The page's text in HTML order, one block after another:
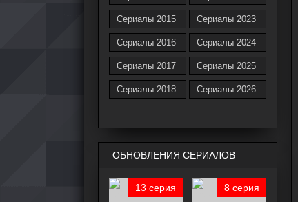
Сериалы 2015
Сериалы 2016
Сериалы 2017
Сериалы 2018
Сериалы 2023
Сериалы 2024
Сериалы 2025
Сериалы 2026
ОБНОВЛЕНИЯ СЕРИАЛОВ
13 серия 8 серия